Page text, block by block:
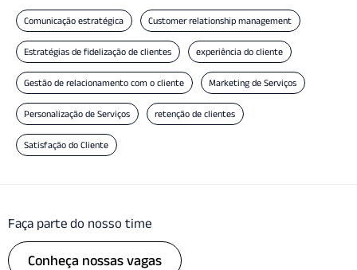
Comunicação estratégica Customer relationship management
Estratégias de fidelização de clientes experiência do cliente
Gestão de relacionamento com o cliente Marketing de Serviços
Personalização de Serviços retenção de clientes
Satisfação do Cliente
Faça parte do nosso time
Conheça nossas vagas